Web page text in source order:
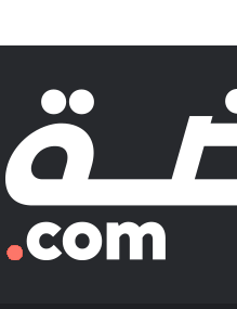
الإفريقي بمواجهة حافيا كوناكري